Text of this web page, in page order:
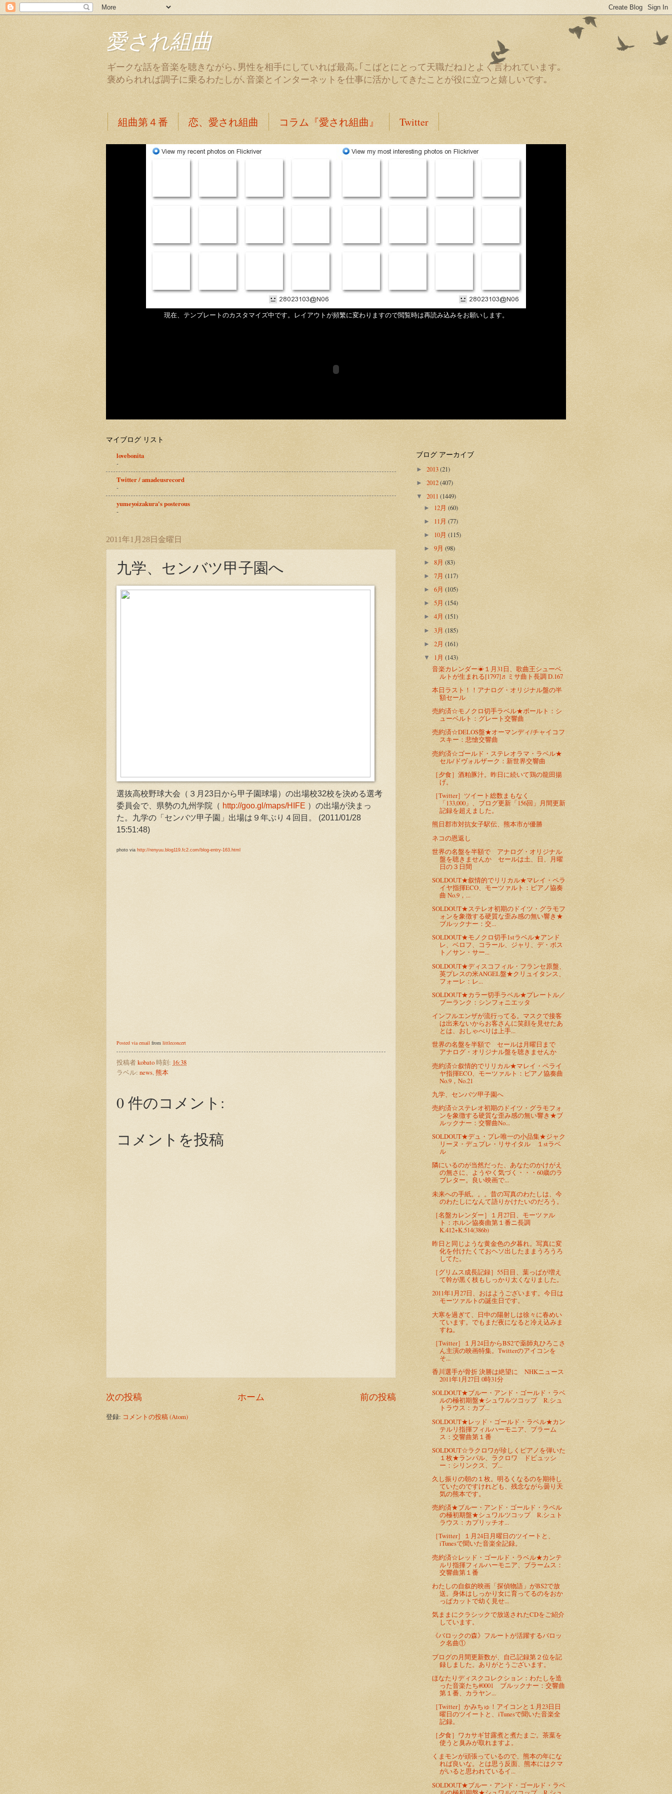
愛され組曲
ギークな話を音楽を聴きながら､男性を相手にしていれば最高｡｢こばとにとって天職だね｣とよく言われています｡
褒められれば調子に乗るわたしが､音楽とインターネットを仕事に活かしてきたことが役に立つと嬉しいです｡
組曲第４番 恋、愛され組曲 コラム『愛され組曲』 Twitter
現在、テンプレートのカスタマイズ中です。レイアウトが頻繁に変わりますので閲覧時は再読み込みをお願いします。
マイブログ リスト
lovebonita
-
Twitter / amadeusrecord
-
yumeyoizakura's posterous
-
2011年1月28日金曜日
九学、センバツ甲子園へ
選抜高校野球大会（３月23日から甲子園球場）の出場校32校を決める選考
委員会で、県勢の九州学院（ http://goo.gl/maps/HIFE ）の出場が決まっ
た。九学の「センバツ甲子園」出場は９年ぶり４回目。 (2011/01/28
15:51:48)
photo via http://renyuu.blog119.fc2.com/blog-entry-163.html
Posted via email from littleconcert
投稿者kobato時刻: 16:38
ラベル: news, 熊本
0 件のコメント:
コメントを投稿
次の投稿 前の投稿
ホーム
登録: コメントの投稿 (Atom)
ブログ アーカイブ
► 2013(21)
► 2012(407)
▼ 2011 (1449)
► 12月(60)
► 11月(77)
► 10月(115)
►9月(98)
►8月(83)
►7月(117)
►6月(105)
►5月(154)
►4月(151)
► 3月(185)
►2月(161)
▼ 1月(143)
音楽カレンダー☀１月31日、歌曲王シューベ
ルトが生まれる[1797]♬ミサ曲ト長調 D.167
本日ラスト！！アナログ・オリジナル盤の半
額セール
売約済☆モノクロ切手ラベル★ボールト：シ
ューベルト：グレート交響曲
売約済☆DELOS盤★オーマンディ/チャイコフ
スキー：悲愴交響曲
売約済☆ゴールド・ステレオラマ・ラベル★
セル/ドヴォルザーク：新世界交響曲
［夕食］酒粕豚汁。昨日に続いて鶏の龍田揚
げ。
［Twitter］ツイート総数まもなく
「133,000」、ブログ更新「156回」月間更新
記録を超えました。
熊日郡市対抗女子駅伝、熊本市が優勝
ネコの恩返し
世界の名盤を半額で アナログ・オリジナル
盤を聴きませんか セールは土、日、月曜
日の３日間
SOLDOUT★叙情的でリリカル★マレイ・ペラ
イヤ指揮ECO、モーツァルト：ピアノ協奏
曲 No.9，...
SOLDOUT★ステレオ初期のドイツ・グラモフ
ォンを象徴する硬質な歪み感の無い響き★
ブルックナー：交...
SOLDOUT★モノクロ切手1stラベル★アンド
レ、ベロフ、コラール、ジャリ、デ・ボス
ト／サン・サー...
SOLDOUT★ディスコフィル・フランセ原盤、
英プレスの米ANGEL盤★クリュイタンス、
フォーレ：レ...
SOLDOUT★カラー切手ラベル★プレートル／
プーランク：シンフォニエッタ
インフルエンザが流行ってる。マスクで接客
は出来ないからお客さんに笑顔を見せたあ
とは、おしゃべりは上手...
世界の名盤を半額で セールは月曜日まで
アナログ・オリジナル盤を聴きませんか
売約済☆叙情的でリリカル★マレイ・ペライ
ヤ指揮ECO、モーツァルト：ピアノ協奏曲
No.9，No.21
九学、センバツ甲子園へ
売約済☆ステレオ初期のドイツ・グラモフォ
ンを象徴する硬質な歪み感の無い響き★ブ
ルックナー：交響曲No...
SOLDOUT★デュ・プレ唯一の小品集★ジャク
リーヌ・デュプレ・リサイタル １stラベ
ル
隣にいるのが当然だった、あなたのかけがえ
の無さに、ようやく気づく・・・60歳のラ
ブレター。良い映画で...
未来への手紙。。。昔の写真のわたしは、今
のわたしになんて語りかけたいのだろう。
［名盤カレンダー］１月27日、モーツァル
ト：ホルン協奏曲第１番ニ長調
K.412+K.514(386b)
昨日と同じような黄金色の夕暮れ。写真に変
化を付けたくておヘソ出したままうろうろ
してた。
［グリムス成長記録］55日目、葉っぱが増え
て幹が黒く枝もしっかり太くなりました。
2011年1月27日、おはようございます。今日は
モーツァルトの誕生日です。
大寒を過ぎて、日中の陽射しは徐々に春めい
ています。でもまだ夜になると冷え込みま
すね。
［Twitter］１月24日からBS2で薬師丸ひろこさ
ん主演の映画特集。Twitterのアイコンを
そ...
香川選手が骨折 決勝は絶望に NHKニュース
2011年1月27日 0時31分
SOLDOUT★ブルー・アンド・ゴールド・ラベ
ルの極初期盤★シュワルツコップ R.シュ
トラウス：カプ...
SOLDOUT★レッド・ゴールド・ラベル★カン
テルリ指揮フィルハーモニア、ブラーム
ス：交響曲第１番
SOLDOUT☆ラクロワが珍しくピアノを弾いた
１枚★ランパル、ラクロワ ドビュッシ
ー：シリンクス、プ...
久し振りの朝の１枚。明るくなるのを期待し
ていたのですけれども、残念ながら曇り天
気の熊本です。
売約済★ブルー・アンド・ゴールド・ラベル
の極初期盤★シュワルツコップ R.シュト
ラウス：カプリッチオ...
［Twitter］１月24日月曜日のツイートと、
iTunesで聞いた音楽全記録。
売約済☆レッド・ゴールド・ラベル★カンテ
ルリ指揮フィルハーモニア、ブラームス：
交響曲第１番
わたしの自叙的映画「探偵物語」がBS2で放
送。身体はしっかり女に育ってるのをおか
っぱカットで幼く見せ...
気ままにクラシックで放送されたCDをご紹介
しています。
《バロックの森》フルートが活躍するバロッ
ク名曲①
ブログの月間更新数が、自己記録第２位を記
録しました。ありがとうございます。
ほなたりディスクコレクション：わたしを造
った音楽たち#0001 ブルックナー：交響曲
第１番、カラヤン...
［Twitter］かみちゅ！アイコンと１月23日日
曜日のツイートと、iTunesで聞いた音楽全
記録。
［夕食］ワカサギ甘露煮と煮たまご。茶葉を
使うと臭みが取れますよ。
くまモンが頑張っているので、熊本の年にな
れば良いな。とは思う反面、熊本にはクマ
がいると思われているイ...
SOLDOUT★ブルー・アンド・ゴールド・ラベ